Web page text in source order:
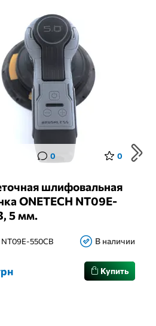
0 0
шлифовальная
ONETECH NT09E-
5 мм.
NT09E-550CB В наличии
Купить